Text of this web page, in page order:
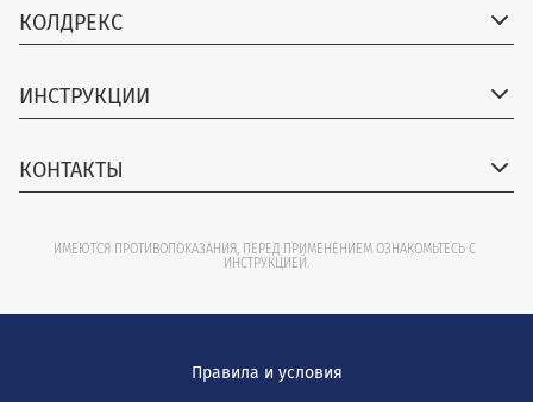
КОЛДРЕКС
ИНСТРУКЦИИ
КОНТАКТЫ
ИМЕЮТСЯ ПРОТИВОПОКАЗАНИЯ, ПЕРЕД ПРИМЕНЕНИЕМ ОЗНАКОМЬТЕСЬ С
ИНСТРУКЦИЕЙ
Правила и условия